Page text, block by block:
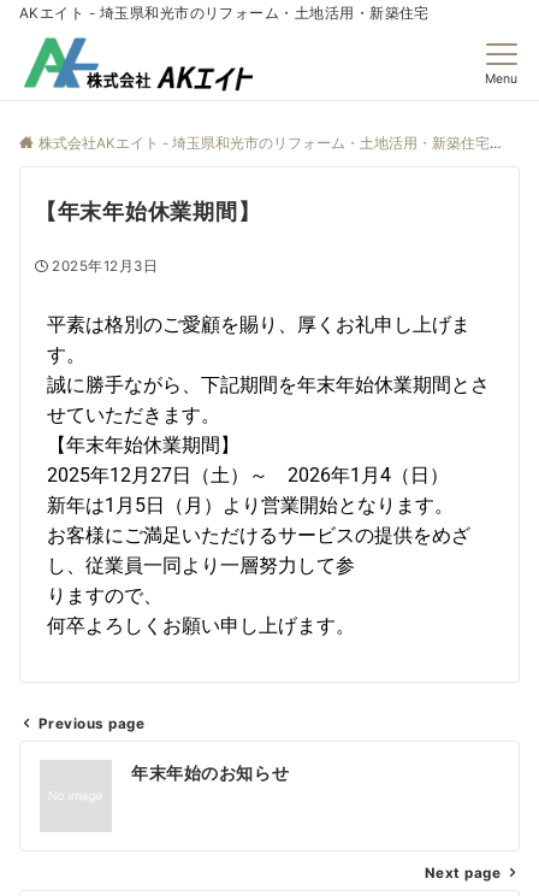
AKエイト - 埼玉県和光市のリフォーム・土地活用・新築住宅
Menu
株式会社AKエイト - 埼玉県和光市のリフォーム・土地活用・新築住宅
【年末年始休業期間】
2025年12月3日
平素は格別のご愛顧を賜り、厚くお礼申し上げま
す。
誠に勝手ながら、下記期間を年末年始休業期間とさ
せていただきます。
【年末年始休業期間】
2025年12月27日（土）～ 2026年1月4（日）
新年は1月5日（月）より営業開始となります。
お客様にご満足いただけるサービスの提供をめざ
し、従業員一同より一層努力して参
りますので、
何卒よろしくお願い申し上げます。
Previous page
年末年始のお知らせ
Next page